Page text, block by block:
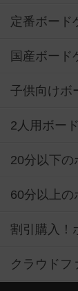
定番ボード
国産ボード
子供向けボ
2人用ボー
20分以下の
60分以上の
割引購入！
クラウドフ